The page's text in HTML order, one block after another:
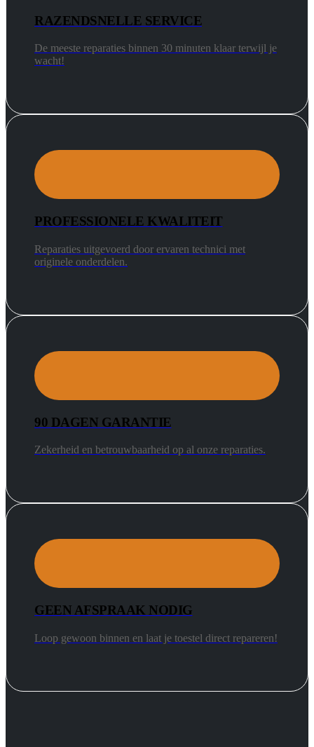
RAZENDSNELLE SERVICE
De meeste reparaties binnen 30 minuten klaar terwijl je
wacht!
PROFESSIONELE KWALITEIT
Reparaties uitgevoerd door ervaren technici met
originele onderdelen.
90 DAGEN GARANTIE
Zekerheid en betrouwbaarheid op al onze reparaties.
GEEN AFSPRAAK NODIG
Loop gewoon binnen en laat je toestel direct repareren!